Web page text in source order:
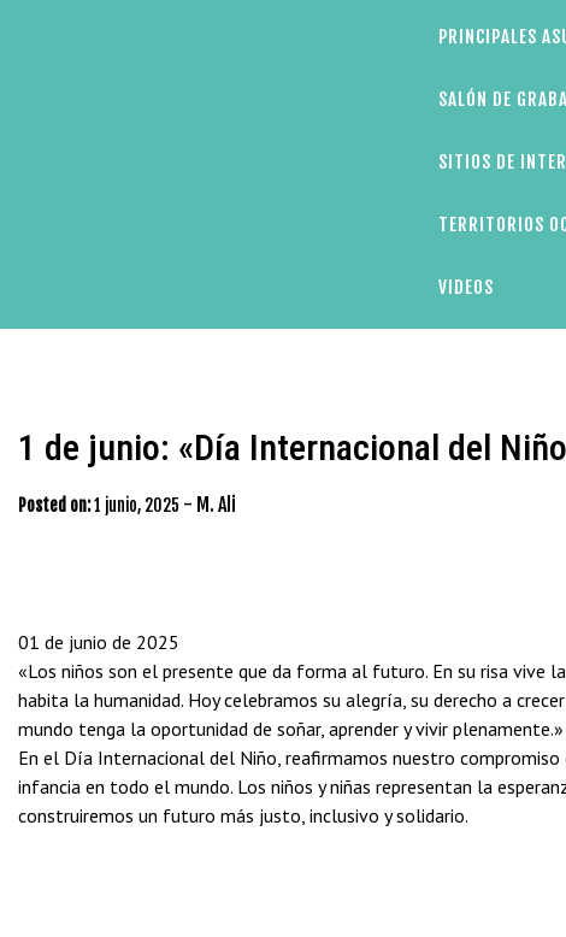
PRINCIPALES
SALÓN DE
SITIOS DE
TERRITORIOS
VIDEOS
1 de junio: «Día Internacional del
Posted on:1 junio, 2025 - M. Ali
01 de junio de 2025
«Los niños son el presente que da forma al futuro. En su risa vive
habita la humanidad. Hoy celebramos su alegría, su derecho a
mundo tenga la oportunidad de soñar, aprender y vivir plenamente.»
En el Día Internacional del Niño, reafirmamos nuestro
infancia en todo el mundo. Los niños y niñas representan la
construiremos un futuro más justo, inclusivo y solidario.